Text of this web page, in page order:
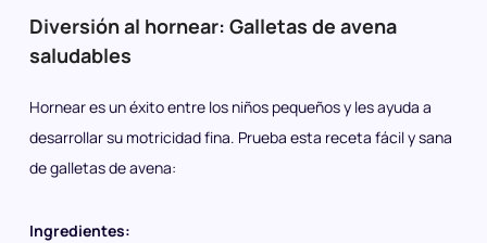
Diversión al hornear: Galletas de avena
saludables
Hornear es un éxito entre los niños pequeños y les ayuda a
desarrollar su motricidad fina. Prueba esta receta fácil y sana
de galletas de avena:
Ingredientes: